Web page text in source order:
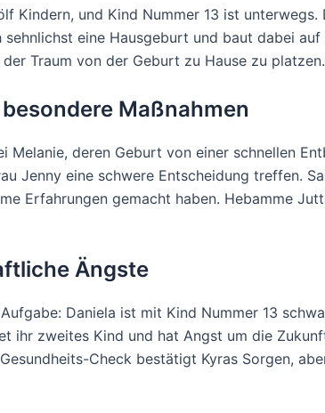
Kindern, und Kind Nummer 13 ist
eine Hausgeburt und baut dabei
Traum von der Geburt zu Hause zu platzen.
Maßnahmen
Melanie, deren Geburt von einer schnellen
Jenny eine schwere Entscheidung treffen.
Erfahrungen gemacht haben. Hebamme
Ängste
Daniela ist mit Kind Nummer 13
ihr zweites Kind und hat Angst um die
Check bestätigt Kyras Sorgen,